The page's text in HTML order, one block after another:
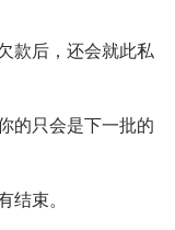
款后，还会就此私
的只会是下一批的
结束。